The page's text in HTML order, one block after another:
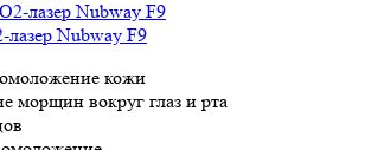
Nubway F9
кожи
морщин вокруг глаз и рта